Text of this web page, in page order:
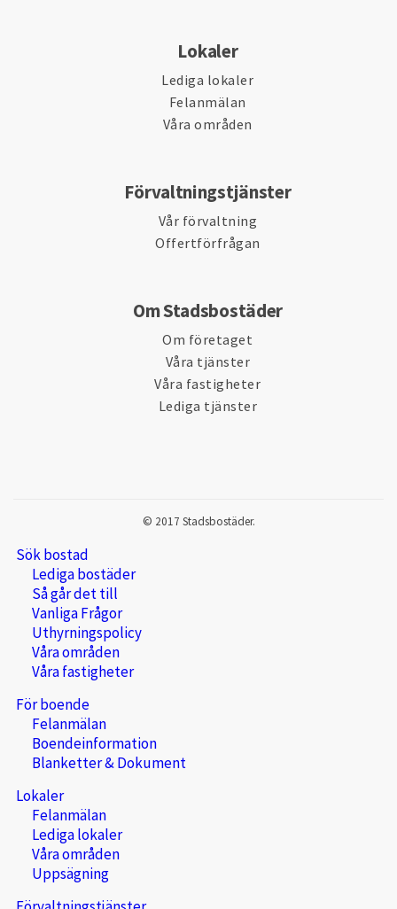
Lokaler
Lediga lokaler
Felanmälan
Våra områden
Förvaltningstjänster
Vår förvaltning
Offertförfrågan
Om Stadsbostäder
Om företaget
Våra tjänster
Våra fastigheter
Lediga tjänster
© 2017 Stadsbostäder.
Sök bostad
Lediga bostäder
Så går det till
Vanliga Frågor
Uthyrningspolicy
Våra områden
Våra fastigheter
För boende
Felanmälan
Boendeinformation
Blanketter & Dokument
Lokaler
Felanmälan
Lediga lokaler
Våra områden
Uppsägning